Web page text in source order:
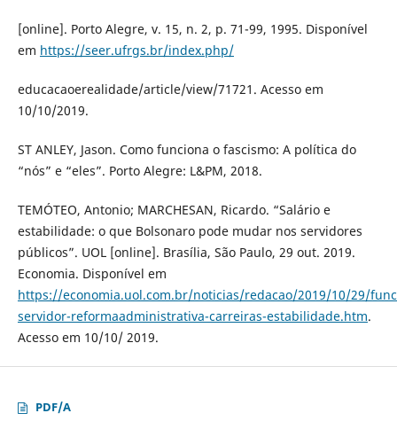
[online]. Porto Alegre, v. 15, n. 2, p. 71-99, 1995. Disponível
em https://seer.ufrgs.br/index.php/
educacaoerealidade/article/view/71721. Acesso em
10/10/2019.
ST ANLEY, Jason. Como funciona o fascismo: A política do
“nós” e “eles”. Porto Alegre: L&PM, 2018.
TEMÓTEO, Antonio; MARCHESAN, Ricardo. “Salário e
estabilidade: o que Bolsonaro pode mudar nos servidores
públicos”. UOL [online]. Brasília, São Paulo, 29 out. 2019.
Economia. Disponível em
https://economia.uol.com.br/noticias/redacao/2019/10/29/
servidor-reformaadministrativa-carreiras-estabilidade.htm.
Acesso em 10/10/ 2019.
PDF/A